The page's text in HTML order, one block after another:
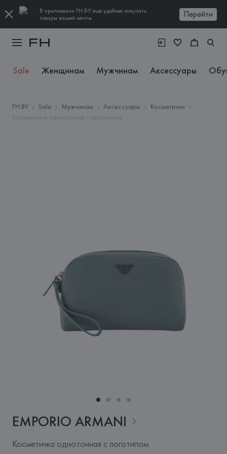
В приложении FH.BY еще удобнее покупать
товары вашей мечты
Перейти
Sale Женщинам Мужчинам Аксессуары
FH.BY Sale Мужчинам Аксессуары
Косметички
Косметичка однотонная с логотипом
EMPORIO ARMANI
Косметичка однотонная с логотипом